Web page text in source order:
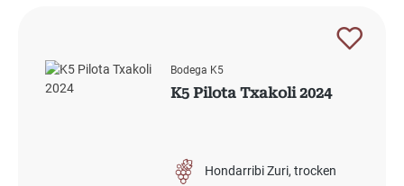
Bodega K5
K5 Pilota Txakoli 2024
Hondarribi Zuri trocken